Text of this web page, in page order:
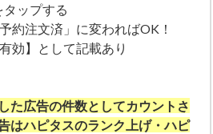
タップする
約注文済」に変わればOK！
効】として記載あり
た広告の件数としてカウントさ
はハピタスのランク上げ・ハピ